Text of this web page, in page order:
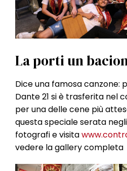
La porti un
Dice una famosa canzone:
Dante 21 si è trasferita nel
per una delle cene più
questa speciale serata
fotografi e visita
vedere la gallery completa